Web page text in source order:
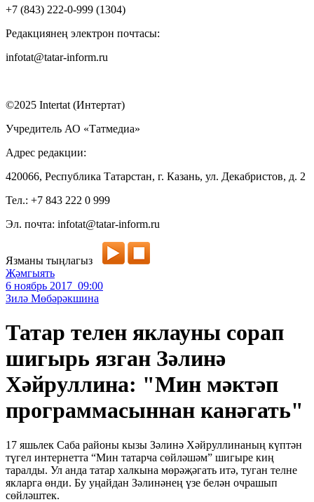
+7 (843) 222-0-999 (1304)
Редакциянең электрон почтасы:
infotat@tatar-inform.ru
©2025 Intertat (Интертат)
Учредитель АО «Татмедиа»
Адрес редакции:
420066, Республика Татарстан, г. Казань, ул. Декабристов, д. 2
Тел.: +7 843 222 0 999
Эл. почта: infotat@tatar-inform.ru
Язманы тыңлагыз
Җәмгыять
6 ноябрь 2017 09:00
Зилә Мөбәрәкшина
Татар телен яклауны сорап
шигырь язган Зәлинә
Хәйруллина: "Мин мәктәп
программасыннан канәгать"
17 яшьлек Саба районы кызы Зәлинә Хәйруллинаның күптән
түгел интернетта “Мин татарча сөйләшәм” шигыре киң
таралды. Ул анда татар халкына мөрәҗәгать итә, туган телне
якларга өнди. Бу уңайдан Зәлинәнең үзе белән очрашып
сөйләштек.